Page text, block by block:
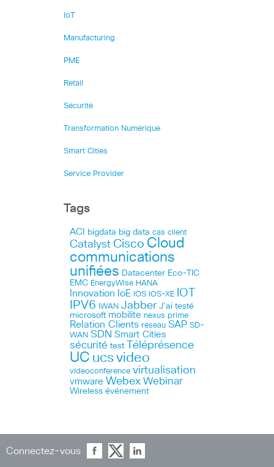
IoT
Manufacturing
PME
Retail
Sécurité
Transformation Numérique
Smart Cities
Service Provider
Tags
ACI bigdata big data cas client
Catalyst Cisco Cloud
communications
unifiées Datacenter Eco-TIC
EMC EnergyWise HANA
Innovation IoE IOS IOS-XE IOT
IPV6 IWAN Jabber J’ai testé
microsoft mobilite nexus prime
Relation Clients réseau SAP SD-
WAN SDN Smart Cities
sécurité test Téléprésence
UC ucs video
videoconference virtualisation
vmware Webex Webinar
Wireless événement
Connectez-vous